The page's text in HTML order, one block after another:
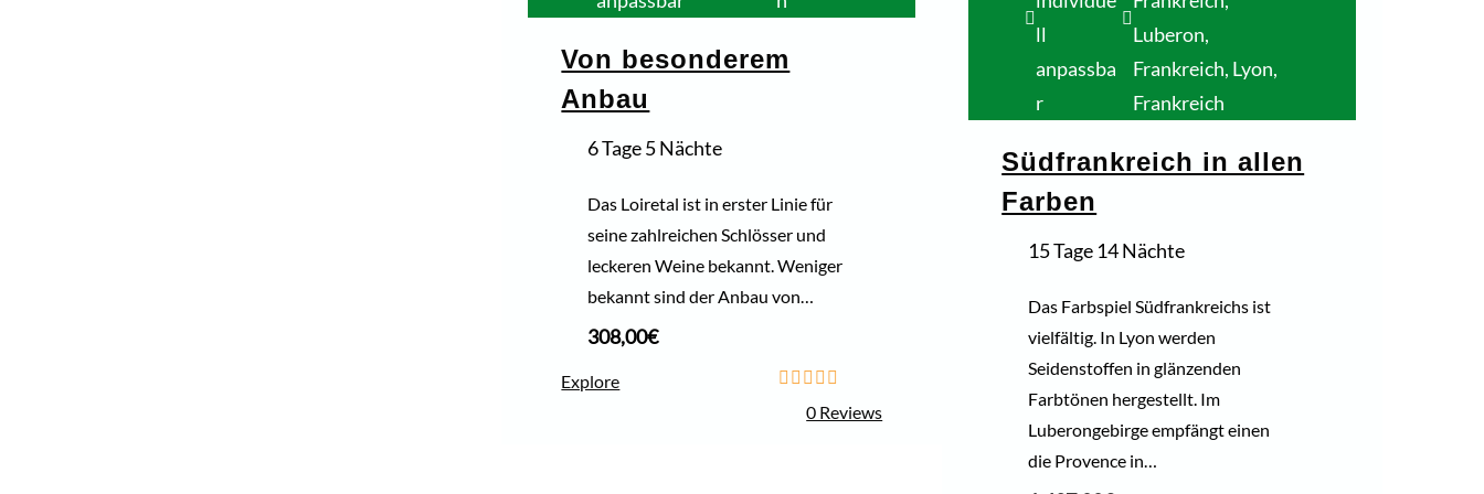
Von besonderem
Anbau
6 Tage 5 Nächte
Das Loiretal ist in erster Linie für
seine zahlreichen Schlösser und
leckeren Weine bekannt. Weniger
bekannt sind der Anbau von…
308,00€
Explore
0 Reviews
ll
anpassba
r
Luberon,
Frankreich, Lyon,
Frankreich
Südfrankreich in allen
Farben
15 Tage 14 Nächte
Das Farbspiel Südfrankreichs ist
vielfältig. In Lyon werden
Seidenstoffen in glänzenden
Farbtönen hergestellt. Im
Luberongebirge empfängt einen
die Provence in…